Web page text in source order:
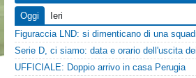
Oggi
Ieri
UFFICIALE: Doppio arrivo in casa Perugia